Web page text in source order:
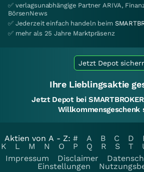
✅ verlagsunabhängige Partner ARIVA,
BörsenNews
✅ Jederzeit einfach handeln beim
✅ mehr als 25 Jahre Marktpräsenz
Jetzt Depot
Ihre Lieblingsaktie
Jetzt Depot bei
Willkommensgeschenk
Aktien von A - Z: # A B C D
K
L M N O P Q R S T
Impressum
Disclaimer
Einstellungen